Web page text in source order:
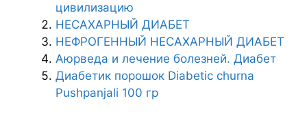
цивилизацию
НЕСАХАРНЫЙ ДИАБЕТ
НЕФРОГЕННЫЙ НЕСАХАРНЫЙ ДИАБЕТ
Аюрведа и лечение болезней. Диабет
Диабетик порошок Diabetic churna
Pushpanjali 100 гр